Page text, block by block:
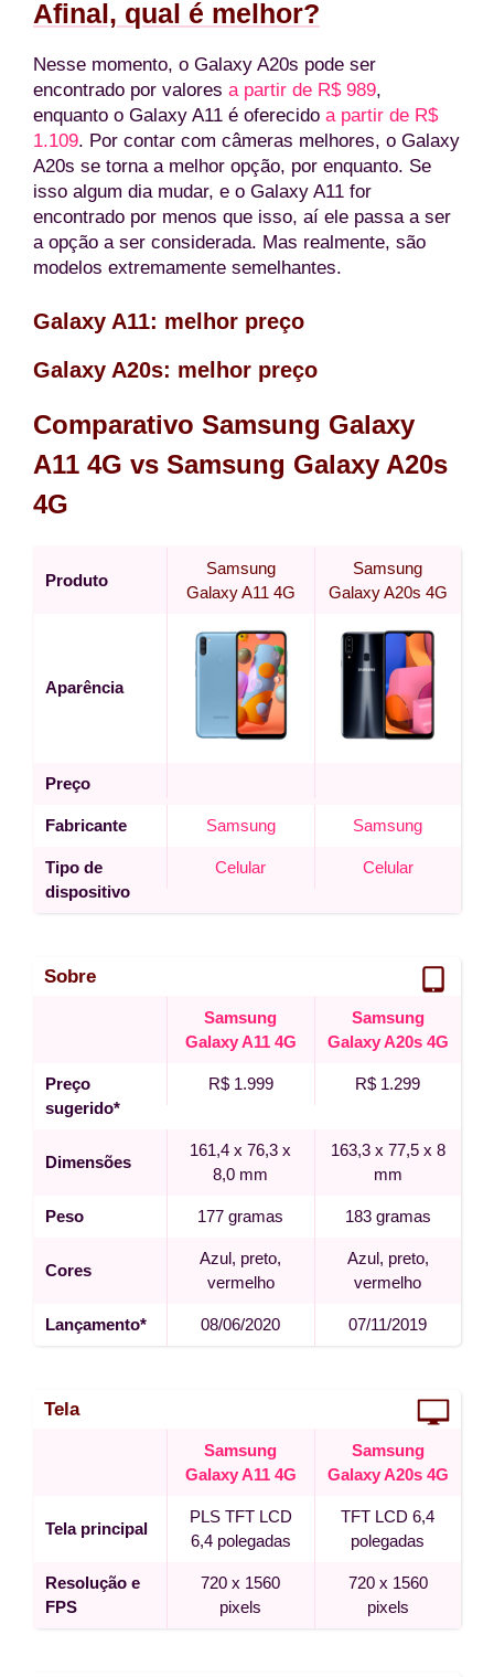
Afinal, qual é melhor?
Nesse momento, o Galaxy A20s pode ser
encontrado por valores a partir de R$ 989,
enquanto o Galaxy A11 é oferecido a partir de R$
1.109. Por contar com câmeras melhores, o Galaxy
A20s se torna a melhor opção, por enquanto. Se
isso algum dia mudar, e o Galaxy A11 for
encontrado por menos que isso, aí ele passa a ser
a opção a ser considerada. Mas realmente, são
modelos extremamente semelhantes.
Galaxy A11: melhor preço
Galaxy A20s: melhor preço
Comparativo Samsung Galaxy
A11 4G vs Samsung Galaxy A20s
4G
Produto
Samsung
Galaxy A11 4G
Samsung
Galaxy A20s 4G
Aparência
Preço
Fabricante Samsung Samsung
Tipo de
dispositivo
Celular Celular
Sobre
Samsung
Galaxy A11 4G
Samsung
Galaxy A20s 4G
Preço
sugerido*
R$ 1.999 R$ 1.299
Dimensões
161,4 x 76,3 x
8,0 mm
163,3 x 77,5 x 8
mm
Peso 177 gramas 183 gramas
Cores
Azul, preto,
vermelho
Azul, preto,
vermelho
Lançamento* 08/06/2020 07/11/2019
Tela
Samsung
Galaxy A11 4G
Samsung
Galaxy A20s 4G
Tela principal
PLS TFT LCD
6,4 polegadas
TFT LCD 6,4
polegadas
Resolução e
FPS
720 x 1560
pixels
720 x 1560
pixels